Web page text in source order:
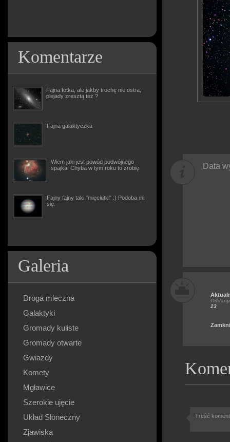
Komentarze
Fajna fotka, ale jakby trochę nie ostra,
plejady zresztą też ?
Fajna galaktyczka
Wiem jaki jest powód podwójnego
spajka. Chyba w tym roku to zrobię
Fajny fajny taki "mięciutki" :) Podoba mi
się.
Galeria
Droga mleczna
Galaktyki
Gromady kuliste
Gromady otwarte
Gwiazdy
Komety
Mgławice
Szerokie ujęcie
Układ Słoneczny
Zjawiska
Data
23
Treść